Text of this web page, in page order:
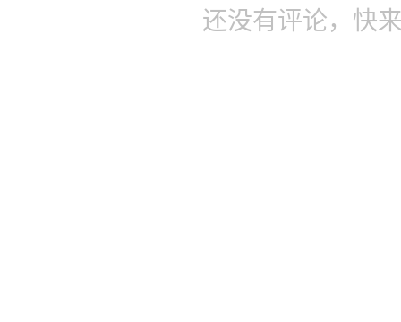
还没有评论，快